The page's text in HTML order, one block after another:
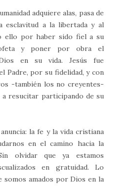
adquiere alas, pasa de
esclavitud a la libertada y al
ello por haber sido fiel a su
y poner por obra el
en su vida. Jesús fue
Padre, por su fidelidad, y con
-también los no creyentes-
a resucitar participando de su
la fe y la vida cristiana
en el camino hacia la
olvidar que ya estamos
en gratuidad. Lo
somos amados por Dios en la